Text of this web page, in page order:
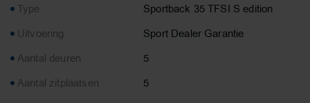
Type
Sportback 35 TFSI S edition
Uitvoering
Sport Dealer Garantie
Aantal deuren
5
Aantal zitplaatsen
5